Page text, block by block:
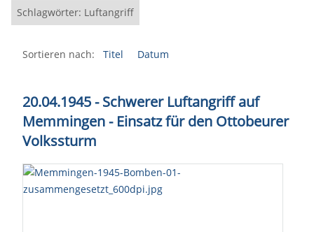
Schlagwörter: Luftangriff
Sortieren nach: Titel Datum
20.04.1945 - Schwerer Luftangriff auf
Memmingen - Einsatz für den Ottobeurer
Volkssturm